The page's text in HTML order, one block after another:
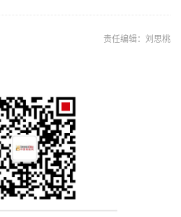
责任编辑：刘思桃